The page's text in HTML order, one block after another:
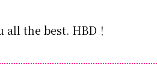
the best. HBD！